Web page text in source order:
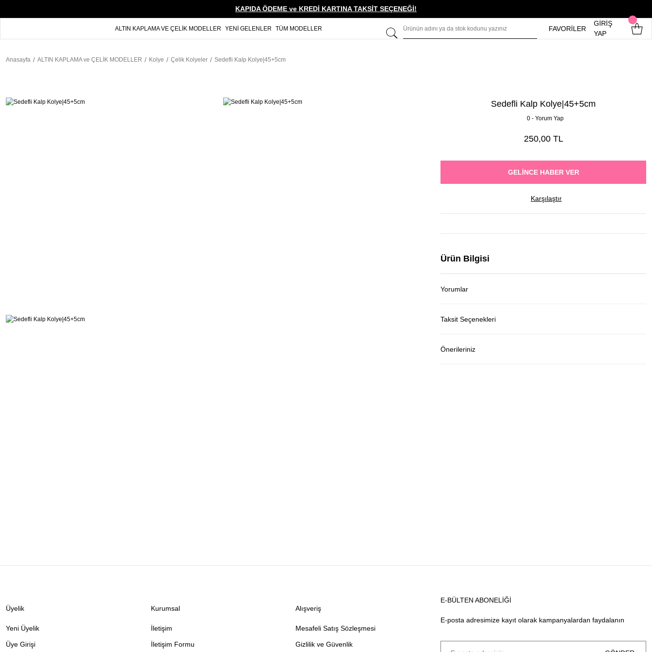
KAPIDA ÖDEME ve KREDİ KARTINA TAKSİT SEÇENEĞİ!
ALTIN KAPLAMA VE ÇELİK MODELLER YENİ GELENLER TÜM MODELLER FAVORİLER
GİRİŞ
YAP
Anasayfa ALTIN KAPLAMA ve ÇELİK MODELLER Kolye Çelik Kolyeler Sedefli Kalp Kolye|45+5cm
Sedefli Kalp Kolye|45+5cm
0 - Yorum Yap
250,00 TL
GELINCE HABER VER
Karşılaştır
Ürün Bilgisi
Yorumlar
Taksit Seçenekleri
Önerileriniz
Üyelik
Yeni Üyelik
Üye Girişi
Kurumsal
İletişim
İletişim Formu
Alışveriş
Mesafeli Satış Sözleşmesi
Gizlilik ve Güvenlik
E-BÜLTEN ABONELİĞİ
E-posta adresimize kayıt olarak kampanyalardan faydalanın